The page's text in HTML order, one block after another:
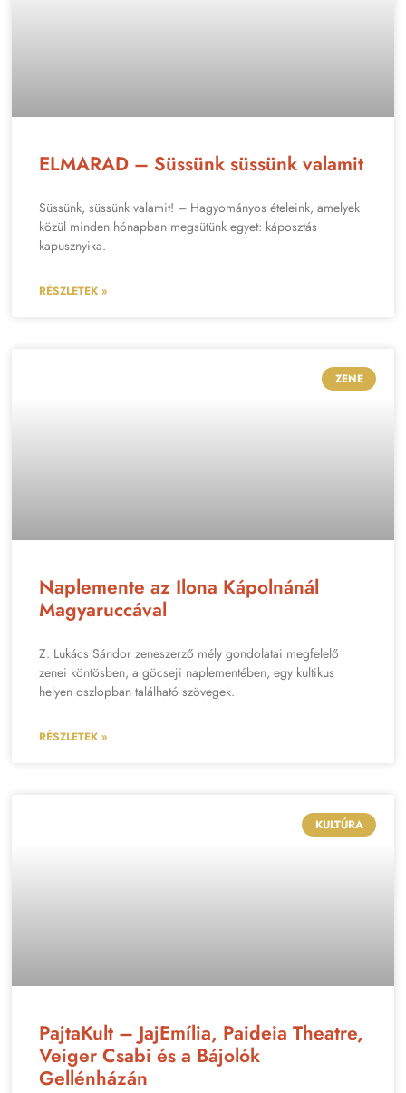
ELMARAD – Süssünk süssünk valamit
Süssünk, süssünk valamit! – Hagyományos ételeink, amelyek
közül minden hónapban megsütünk egyet: káposztás
kapusznyika.
RÉSZLETEK »
ZENE
Naplemente az Ilona Kápolnánál
Magyaruccával
Z. Lukács Sándor zeneszerző mély gondolatai megfelelő
zenei köntösben, a göcseji naplementében, egy kultikus
helyen oszlopban található szövegek.
RÉSZLETEK »
KULTÚRA
PajtaKult – JajEmília, Paideia Theatre,
Veiger Csabi és a Bájolók
Gellénházán